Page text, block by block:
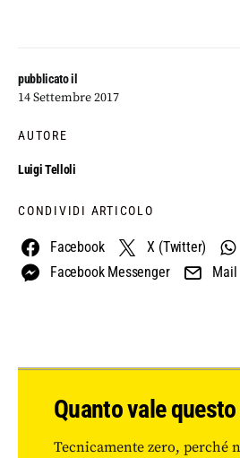
pubblicato il
14 Settembre 2017
AUTORE
Luigi Telloli
CONDIVIDI ARTICOLO
Facebook X (Twitter)
Facebook Messenger
Mail
Quanto vale
Tecnicamente zero, perché